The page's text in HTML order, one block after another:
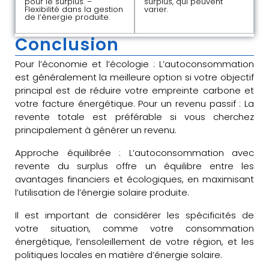
Flexibilité dans la gestion
de l’énergie produite.
varier.
Conclusion
Pour l’économie et l’écologie : L’autoconsommation
est généralement la meilleure option si votre objectif
principal est de réduire votre empreinte carbone et
votre facture énergétique. Pour un revenu passif : La
revente totale est préférable si vous cherchez
principalement à générer un revenu.
Approche équilibrée : L’autoconsommation avec
revente du surplus offre un équilibre entre les
avantages financiers et écologiques, en maximisant
l’utilisation de l’énergie solaire produite.
Il est important de considérer les spécificités de
votre situation, comme votre consommation
énergétique, l’ensoleillement de votre région, et les
politiques locales en matière d’énergie solaire.